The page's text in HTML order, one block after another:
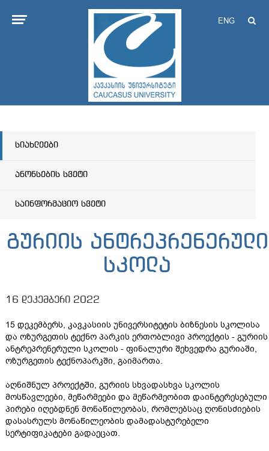
ENG
სიახლეები
ანონსების სვეტი
საინფორმაციო სვეტი
გურიის ანტრეპრენერული
სკოლა
16 დეკემბერი 2022
15 დეკემბერს, კავკასიის უნივერსიტეტის ბიზნესის სკოლისა
და ოზურგეთის ტექნო პარკის ერთობლივი პროექტის - გურიის
ანტრეპრენერული სკოლის - ფინალური შეხვედრა გურიაში,
ოზურგეთის ტექნოპარკში, გაიმართა.
აღნიშნულ პროექტში, გურიის სხვადასხვა სკოლის
მოსწავლეები, მეწარმეები და მეწარმეობით დაინტერესებული
პირები იღებდნენ მონაწილეობას, რომლებსაც ღონისძიების
დასასრულს მონაწილეობის დამადასტურებელი
სერტიფიკატები გადაეცათ.